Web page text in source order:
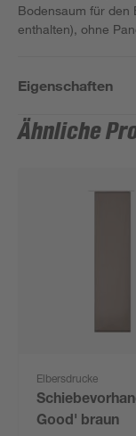
Bodensaum für den
enthalten), ohne
Eigenschaften
Ähnliche
Elbersdrucke
Good' braun